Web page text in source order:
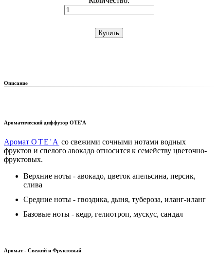
Описание
Ароматический диффузор OTE'A
Аромат OTE'A со свежими сочными нотами водных
фруктов и спелого авокадо относится к семейству цветочно-
фруктовых.
Верхние ноты - авокадо, цветок апельсина, персик,
слива
Средние ноты - гвоздика, дыня, тубероза, иланг-иланг
Базовые ноты - кедр, гелиотроп, мускус, сандал
Аромат - Свежий и Фруктовый